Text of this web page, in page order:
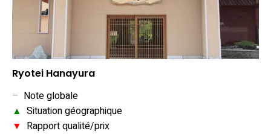
Ryotei Hanayura
– Note globale
▲ Situation géographique
▼ Rapport qualité/prix